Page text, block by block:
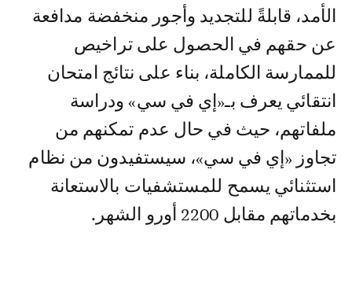
الأمد، قابلةً للتجديد وأجور منخفضة مدافعة
عن حقهم في الحصول على تراخيص
للممارسة الكاملة، بناء على نتائج امتحان
انتقائي يعرف بـ«إي في سي» ودراسة
ملفاتهم، حيث في حال عدم تمكنهم من
تجاوز «إي في سي»، سيستفيدون من نظام
استثنائي يسمح للمستشفيات بالاستعانة
بخدماتهم مقابل 2200 أورو الشهر.